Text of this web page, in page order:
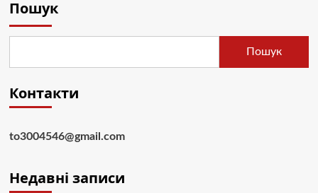
Пошук
Пошук
Контакти
to3004546@gmail.com
Недавні записи